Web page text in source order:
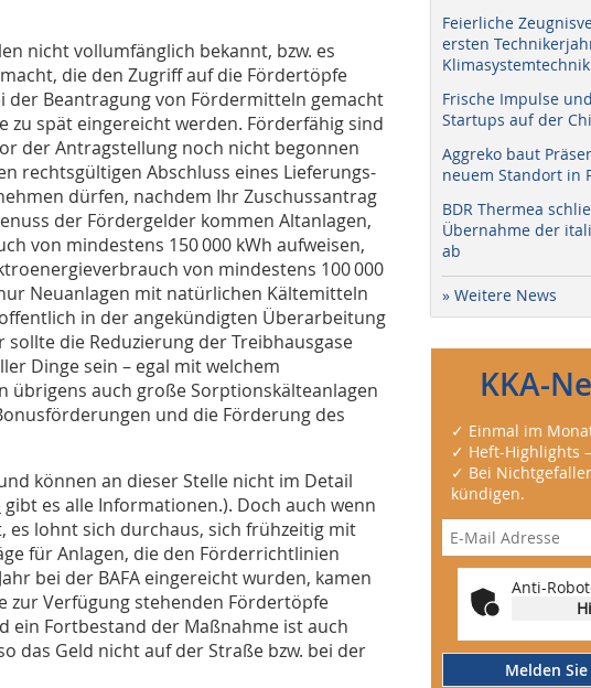
nicht vollumfänglich bekannt, bzw. es
die den Zugriff auf die Fördertöpfe
der Beantragung von Fördermitteln gemacht
zu spät eingereicht werden. Förderfähig sind
der Antragstellung noch nicht begonnen
rechtsgültigen Abschluss eines Lieferungs-
dürfen, nachdem Ihr Zuschussantrag
der Fördergelder kommen Altanlagen,
von mindestens 150 000 kWh aufweisen,
von mindestens 100 000
Neuanlagen mit natürlichen Kältemitteln
in der angekündigten Überarbeitung
die Reduzierung der Treibhausgase
Dinge sein – egal mit welchem
übrigens auch große Sorptionskälteanlagen
und die Förderung des
können an dieser Stelle nicht im Detail
gibt es alle Informationen.). Doch auch wenn
lohnt sich durchaus, sich frühzeitig mit
für Anlagen, die den Förderrichtlinien
bei der BAFA eingereicht wurden, kamen
zur Verfügung stehenden Fördertöpfe
ein Fortbestand der Maßnahme ist auch
das Geld nicht auf der Straße bzw. bei der
Feierliche
ersten
Frische Impulse
Startups auf der
Aggreko baut
neuem Standort in
BDR Thermea
Übernahme der
ab
» Weitere News
KKA-
✓ Einmal im
✓ Heft-Highlights
✓ Bei
kündigen.
Anti-
Melden